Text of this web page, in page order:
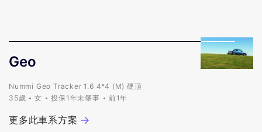
Geo
Nummi Geo Tracker 1.6 4*4 (M) 硬頂
35歲
女 投保1年未肇事 前1年
更多此車系方案